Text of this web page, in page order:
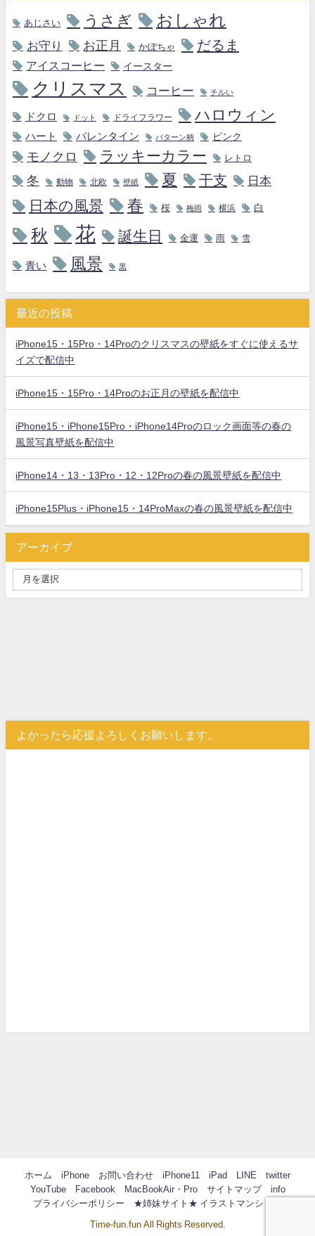
あじさい うさぎ おしゃれ
お守り お正月 かぼちゃ だるま
アイスコーヒー イースター
クリスマス コーヒー チルい
ドクロ ドット ドライフラワー ハロウィン
ハート バレンタイン パターン柄 ピンク
モノクロ ラッキーカラー レトロ
冬 動物 北欧 壁紙 夏 干支 日本
日本の風景 春 桜 梅雨 横浜 白
秋 花 誕生日 金運 雨 雪
青い 風景 黒
最近の投稿
iPhone15・15Pro・14Proのクリスマスの壁紙をすぐに使えるサ
イズで配信中
iPhone15・15Pro・14Proのお正月の壁紙を配信中
iPhone15・iPhone15Pro・iPhone14Proのロック画面等の春の
風景写真壁紙を配信中
iPhone14・13・13Pro・12・12Proの春の風景壁紙を配信中
iPhone15Plus・iPhone15・14ProMaxの春の風景壁紙を配信中
アーカイブ
よかったら応援よろしくお願いします。
ホーム iPhone お問い合わせ iPhone11 iPad LINE
twitter
YouTube
Facebook MacBookAir・Pro サイトマップ
info
プライバシーポリシー
★姉妹サイト★ イラストマンション
Time-fun.fun All Rights Reserved.